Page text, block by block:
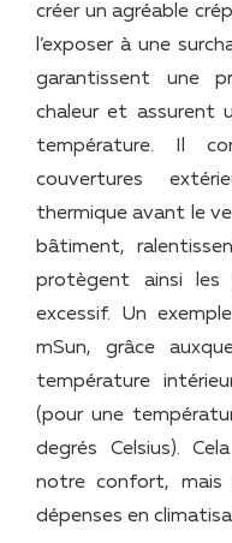
créer un agréable
l’exposer à une
garantissent une
chaleur et assurent
température. Il
couvertures
thermique avant le
bâtiment,
protègent ainsi les
excessif. Un
mSun, grâce
température
(pour une
degrés Celsius).
notre confort, mais
dépenses en